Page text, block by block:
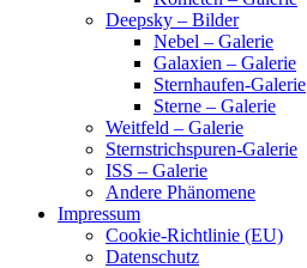
Deepsky – Bilder
Nebel – Galerie
Galaxien – Galerie
Sternhaufen-Galerie
Sterne – Galerie
Weitfeld – Galerie
Sternstrichspuren-Galerie
ISS – Galerie
Andere Phänomene
Impressum
Cookie-Richtlinie (EU)
Datenschutz